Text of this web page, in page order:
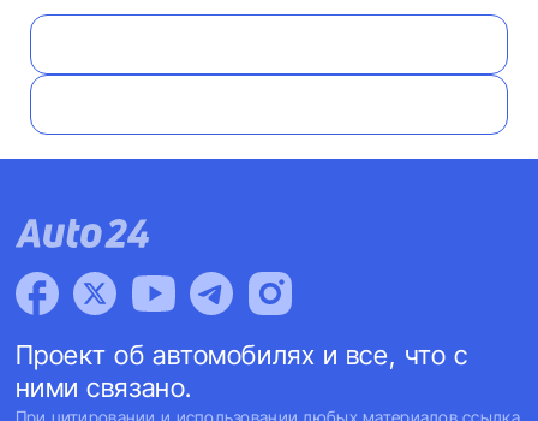
Проект об автомобилях и все, что с
ними связано.
При цитировании и использовании любых материалов ссылка